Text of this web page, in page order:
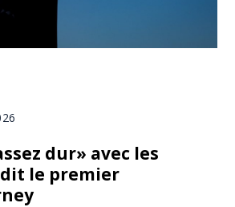
dur» avec les
le premier